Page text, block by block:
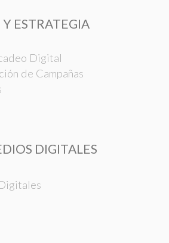
ESTRATEGIA
Digital
de Campañas
DIGITALES